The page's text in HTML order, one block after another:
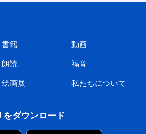
書籍
動画
朗読
福音
絵画展 私たちについて
をダウンロード